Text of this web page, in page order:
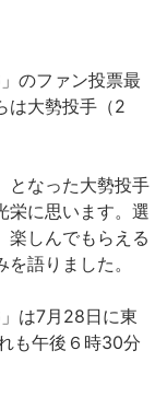
のファン投票最
は大勢投手（2
となった大勢投手
栄に思います。選
楽しんでもらえる
語りました。
は7月28日に東
も午後６時30分